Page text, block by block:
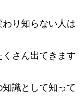
り知らない人は
さん出てきます
識として知って